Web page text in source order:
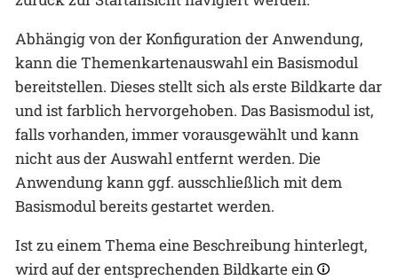
Abhängig von der Konfiguration der Anwendung,
kann die Themenkartenauswahl ein Basismodul
bereitstellen. Dieses stellt sich als erste Bildkarte dar
und ist farblich hervorgehoben. Das Basismodul ist,
falls vorhanden, immer vorausgewählt und kann
nicht aus der Auswahl entfernt werden. Die
Anwendung kann ggf. ausschließlich mit dem
Basismodul bereits gestartet werden.
Ist zu einem Thema eine Beschreibung hinterlegt,
wird auf der entsprechenden Bildkarte ein